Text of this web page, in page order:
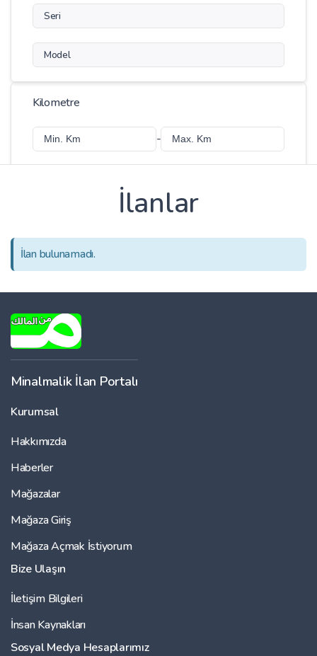
Seri
Model
Kilometre
-
İlanlar
İlan bulunamadı.
Minalmalik İlan Portalı
Kurumsal
Hakkımızda
Haberler
Mağazalar
Mağaza Giriş
Mağaza Açmak İstiyorum
Bize Ulaşın
İletişim Bilgileri
İnsan Kaynakları
Sosyal Medya Hesaplarımız